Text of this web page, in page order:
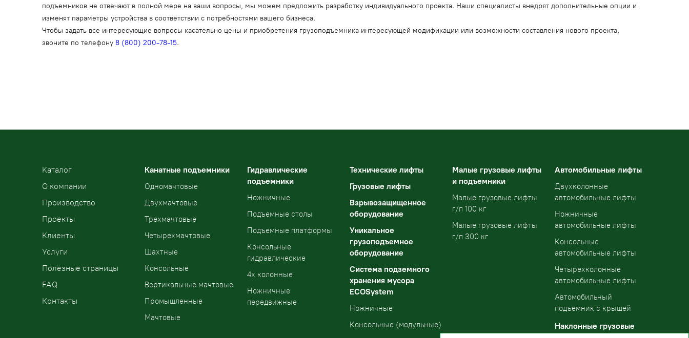
подъемников не отвечают в полной мере на ваши вопросы, мы можем предложить разработку индивидуального проекта. Наши специалисты внедрят дополнительные опции и
изменят параметры устройства в соответствии с потребностями вашего бизнеса.
Чтобы задать все интересующие вопросы касательно цены и приобретения грузоподъемника интересующей модификации или возможности составления нового проекта,
звоните по телефону 8 (800) 200-78-15.
Kаталог
О компании
Производство
Проекты
Клиенты
Услуги
Полезные страницы
FAQ
Контакты
Канатные подъемники
Одномачтовые
Двухмачтовые
Трехмачтовые
Четырехмачтовые
Шахтные
Консольные
Вертикальные мачтовые
Промышленные
Мачтовые
Гидравлические
подъемники
Ножничные
Подъемные столы
Подъемные платформы
Консольные
гидравлические
4х колонные
Ножничные
передвижные
Технические лифты
Грузовые лифты
Взрывозащищенное
оборудование
Уникальное
грузоподъемное
оборудование
Система подземного
хранения мусора
ECOSystem
Ножничные
Консольные (модульные)
Малые грузовые лифты
и подъемники
Малые грузовые лифты
г/п 100 кг
Малые грузовые лифты
г/п 300 кг
Автомобильные лифты
Двухколонные
автомобильные лифты
Ножничные
автомобильные лифты
Консольные
автомобильные лифты
Четырехколонные
автомобильные лифты
Автомобильный
подъемник с крышей
Наклонные грузовые